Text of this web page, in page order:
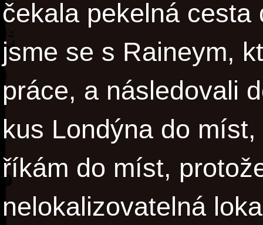
čekala pekelná
jsme se s Raineym,
práce, a následovali
kus Londýna do
říkám do míst,
nelokalizovatelná